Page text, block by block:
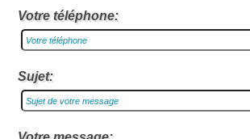
Votre téléphone:
Sujet: